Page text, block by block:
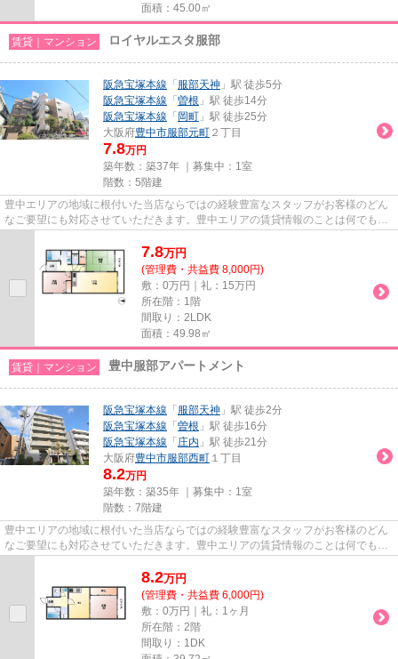
面積：45.00㎡
賃貸｜マンション ロイヤルエスタ服部
阪急宝塚本線 「 服部天神 」駅 徒歩5分
阪急宝塚本線 「 曽根 」駅 徒歩14分
阪急宝塚本線 「 岡町 」駅 徒歩25分
大阪府豊中市服部元町 ２丁目
7.8万円
築年数：築37年 ｜募集中： 1室
階数：5階建
豊中エリアの地域に根付いた当店ならではの経験豊富なスタッフがお客様のどん
なご要望にも対応させていただきます。豊中エリアの賃貸情報のことは何でもお
7.8万円
(管理費・共益費 8,000円)
敷：0万円｜礼：15万円
所在階：1階
間取り：2LDK
面積：49.98㎡
賃貸｜マンション 豊中服部アパートメント
阪急宝塚本線 「 服部天神 」駅 徒歩2分
阪急宝塚本線 「 曽根 」駅 徒歩16分
阪急宝塚本線 「 庄内 」駅 徒歩21分
大阪府豊中市服部西町 １丁目
8.2万円
築年数：築35年 ｜募集中： 1室
階数：7階建
豊中エリアの地域に根付いた当店ならではの経験豊富なスタッフがお客様のどん
なご要望にも対応させていただきます。豊中エリアの賃貸情報のことは何でもお
8.2万円
(管理費・共益費 6,000円)
敷：0万円｜礼：1ヶ月
所在階：2階
間取り：1DK